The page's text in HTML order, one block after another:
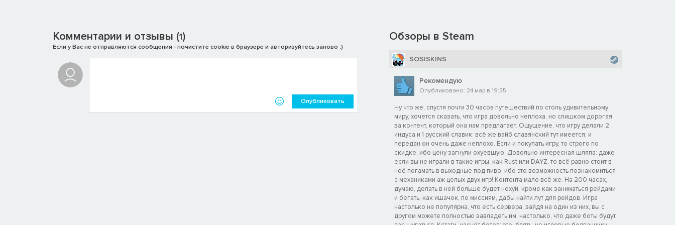
Мир DEADSIDE огромен и полон лесов, рек и поселений, за пределами которых вы можете строить где угодно. Ваше
развитие целиком и полностью зависит от ваших навыков. Здесь нет ни уровней, ни пороговых значений, только
Комментарии и отзывы (1)
Если у Вас не отправляются сообщения - почистите cookie в браузере и авторизуйтесь заново :)
Опубликовать
Обзоры в Steam
SOSISKINS
Рекомендую
Опубликовано: 24 мар в 19:35
Ну что же, спустя почти 30 часов путешествий по столь удивительному
миру, хочется сказать, что игра довольно неплоха, но слишком дорогая
за контент, который она нам предлагает. Ощущение, что игру делали 2
индуса и 1 русский славик: всё же вайб славянский тут имеется, и
передан он очень даже неплохо. Если и покупать игру, то строго по
скидке, ибо цену загнули охуевшую. Довольно интересная шляпа: даже
если вы не играли в такие игры, как Rust или DAYZ, то всё равно стоит в
неё погамать в выходные под пиво, ибо это возможность познакомиться
с механиками аж целых двух игр! Контента мало всё же. На 200 часах,
думаю, делать в ней больше будет нехуй, кроме как заниматься рейдами
и бегать, как ишачок, по миссиям, дабы найти лут для рейдов. Игра
настолько не популярна, что есть сервера, зайдя на один из них, вы с
другом можете полностью завладеть им, настолько, что даже боты будут